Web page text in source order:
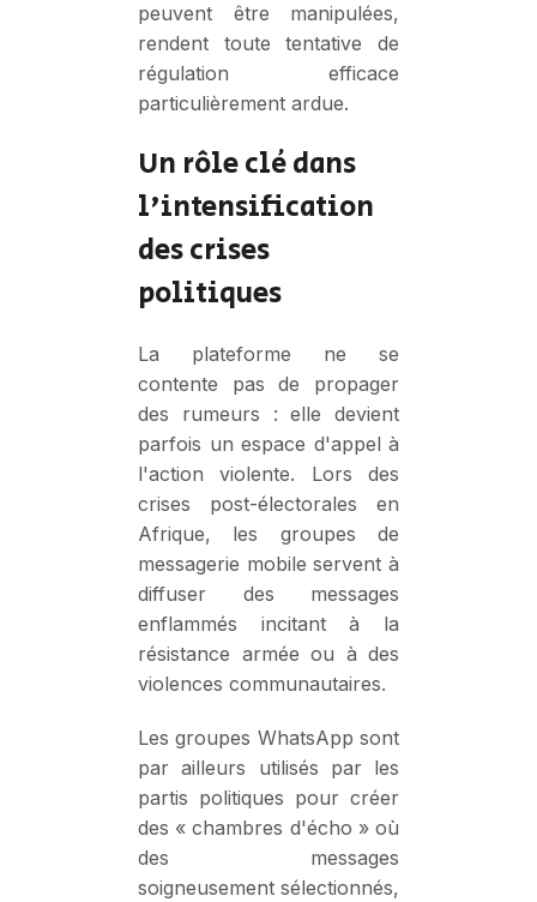
peuvent être manipulées,
rendent toute tentative de
régulation efficace
particulièrement ardue.
Un rôle clé dans
l'intensification
des crises
politiques
La plateforme ne se
contente pas de propager
des rumeurs : elle devient
parfois un espace d'appel à
l'action violente. Lors des
crises post-électorales en
Afrique, les groupes de
messagerie mobile servent à
diffuser des messages
enflammés incitant à la
résistance armée ou à des
violences communautaires.
Les groupes WhatsApp sont
par ailleurs utilisés par les
partis politiques pour créer
des « chambres d'écho » où
des messages
soigneusement sélectionnés,